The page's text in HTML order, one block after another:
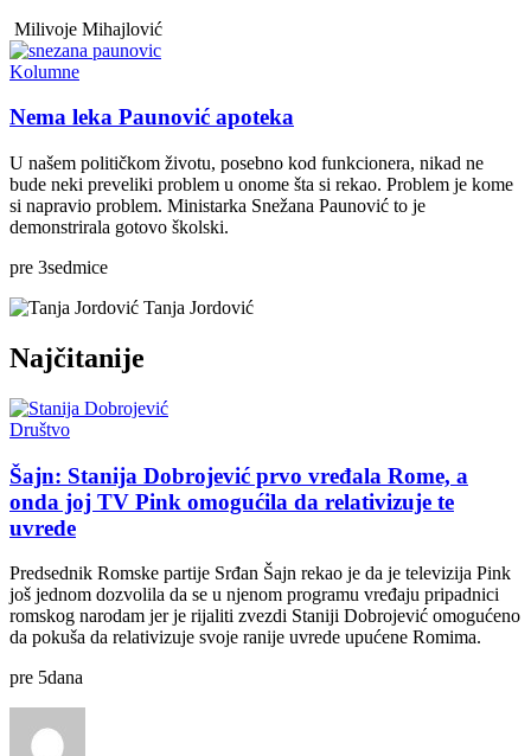
Milivoje Mihajlović
Kolumne
Nema leka Paunović apoteka
U našem političkom životu, posebno kod funkcionera, nikad ne
bude neki preveliki problem u onome šta si rekao. Problem je kome
si napravio problem. Ministarka Snežana Paunović to je
demonstrirala gotovo školski.
pre 3sedmice
Tanja Jordović
Najčitanije
Društvo
Šajn: Stanija Dobrojević prvo vređala Rome, a
onda joj TV Pink omogućila da relativizuje te
uvrede
Predsednik Romske partije Srđan Šajn rekao je da je televizija Pink
još jednom dozvolila da se u njenom programu vređaju pripadnici
romskog narodam jer je rijaliti zvezdi Staniji Dobrojević omogućeno
da pokuša da relativizuje svoje ranije uvrede upućene Romima.
pre 5dana